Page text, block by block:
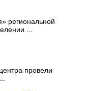
региональной
...
провели